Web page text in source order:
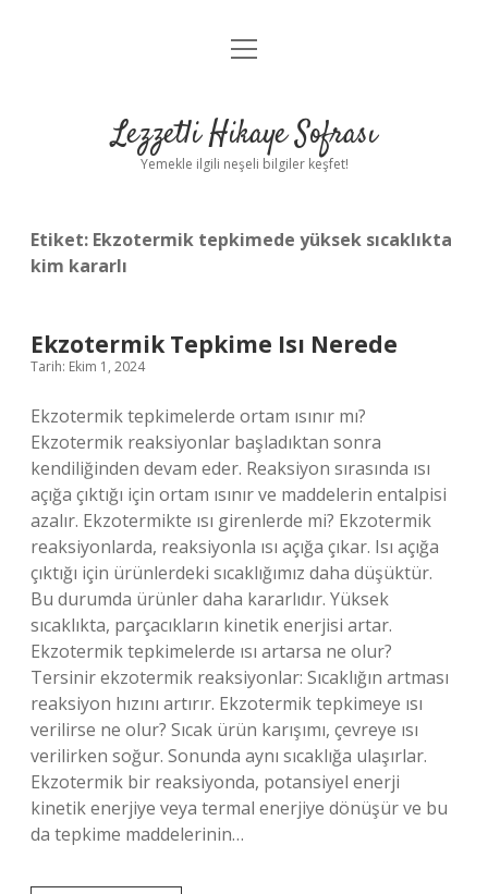
Anasayfa
Yasal Uyarı
menüyü
Lezzetli Hikaye Sofrası
Yemekle ilgili neşeli bilgiler keşfet!
Etiket: Ekzotermik tepkimede yüksek sıcaklıkta
kim kararlı
Ekzotermik Tepkime Isı Nerede
Tarih: Ekim 1, 2024
Ekzotermik tepkimelerde ortam ısınır mı?
Ekzotermik reaksiyonlar başladıktan sonra
kendiliğinden devam eder. Reaksiyon sırasında ısı
açığa çıktığı için ortam ısınır ve maddelerin entalpisi
azalır. Ekzotermikte ısı girenlerde mi? Ekzotermik
reaksiyonlarda, reaksiyonla ısı açığa çıkar. Isı açığa
çıktığı için ürünlerdeki sıcaklığımız daha düşüktür.
Bu durumda ürünler daha kararlıdır. Yüksek
sıcaklıkta, parçacıkların kinetik enerjisi artar.
Ekzotermik tepkimelerde ısı artarsa ne olur?
Tersinir ekzotermik reaksiyonlar: Sıcaklığın artması
reaksiyon hızını artırır. Ekzotermik tepkimeye ısı
verilirse ne olur? Sıcak ürün karışımı, çevreye ısı
verilirken soğur. Sonunda aynı sıcaklığa ulaşırlar.
Ekzotermik bir reaksiyonda, potansiyel enerji
kinetik enerjiye veya termal enerjiye dönüşür ve bu
da tepkime maddelerinin…